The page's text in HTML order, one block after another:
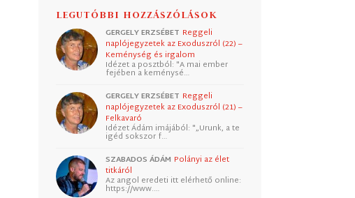
LEGUTÓBBI HOZZÁSZÓLÁSOK
GERGELY ERZSÉBET Reggeli
naplójegyzetek az Exoduszról (22) –
Keménység és irgalom
Idézet a posztból: "A mai ember
fejében a keménysé…
GERGELY ERZSÉBET Reggeli
naplójegyzetek az Exoduszról (21) –
Felkavaró
Idézet Ádám imájából: "„Urunk, a te
igéd sokszor f…
SZABADOS ÁDÁM Polányi az élet
titkáról
Az angol eredeti itt elérhető online:
https://www.…